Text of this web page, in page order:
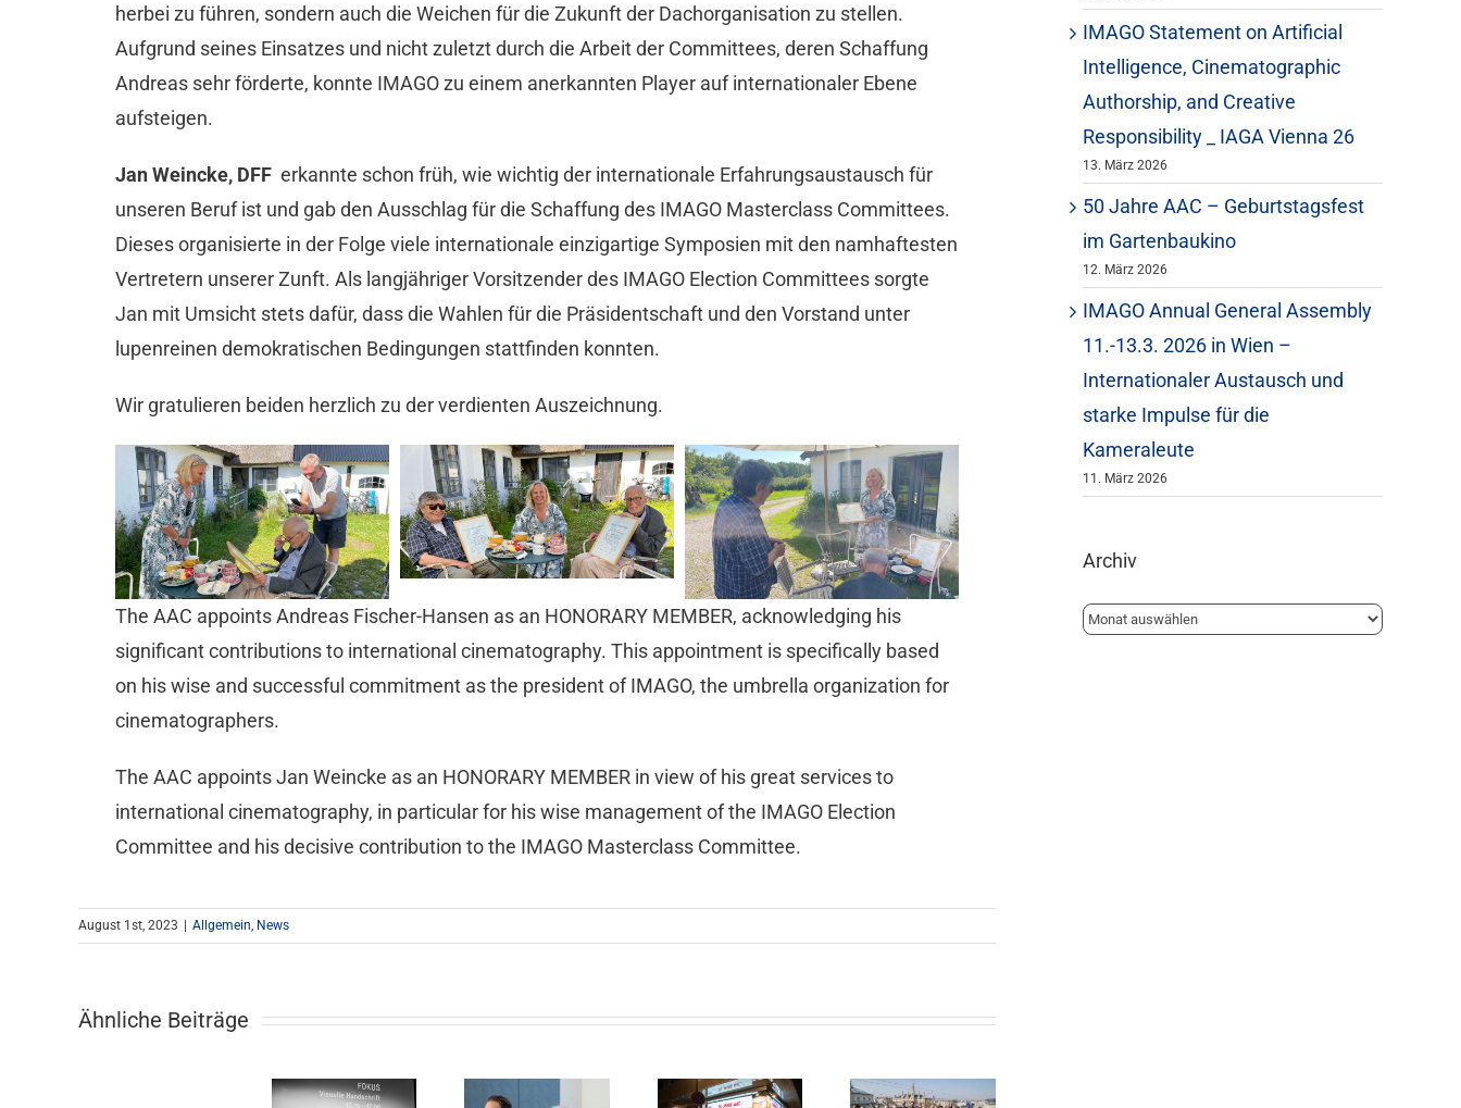
herbei zu führen, sondern auch die Weichen für die Zukunft der Dachorganisation zu stellen.
Aufgrund seines Einsatzes und nicht zuletzt durch die Arbeit der Committees, deren Schaffung
Andreas sehr förderte, konnte IMAGO zu einem anerkannten Player auf internationaler Ebene
aufsteigen.
Jan Weincke, DFF erkannte schon früh, wie wichtig der internationale Erfahrungsaustausch für
unseren Beruf ist und gab den Ausschlag für die Schaffung des IMAGO Masterclass Committees.
Dieses organisierte in der Folge viele internationale einzigartige Symposien mit den namhaftesten
Vertretern unserer Zunft. Als langjähriger Vorsitzender des IMAGO Election Committees sorgte
Jan mit Umsicht stets dafür, dass die Wahlen für die Präsidentschaft und den Vorstand unter
lupenreinen demokratischen Bedingungen stattfinden konnten.
Wir gratulieren beiden herzlich zu der verdienten Auszeichnung.
The AAC appoints Andreas Fischer-Hansen as an HONORARY MEMBER, acknowledging his
significant contributions to international cinematography. This appointment is specifically based
on his wise and successful commitment as the president of IMAGO, the umbrella organization for
cinematographers.
The AAC appoints Jan Weincke as an HONORARY MEMBER in view of his great services to
international cinematography, in particular for his wise management of the IMAGO Election
Committee and his decisive contribution to the IMAGO Masterclass Committee.
August 1st, 2023 | Allgemein News
Ähnliche Beiträge
IMAGO Statement on Artificial
Intelligence, Cinematographic
Authorship, and Creative
Responsibility _ IAGA Vienna 26
13. März 2026
50 Jahre AAC – Geburtstagsfest
im Gartenbaukino
12. März 2026
IMAGO Annual General Assembly
11.-13.3. 2026 in Wien –
Internationaler Austausch und
starke Impulse für die
Kameraleute
11. März 2026
Archiv
Archiv